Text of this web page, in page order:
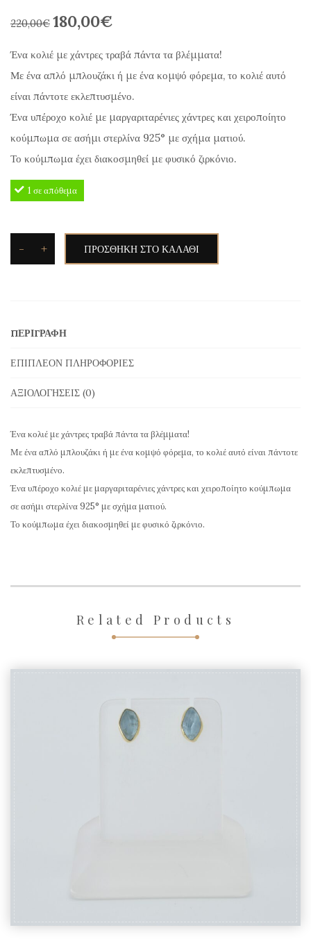
220,00€ Original
was:
220,00€.
180,00€Η
τιμή
είναι:
180,00€.
Ένα κολιέ με χάντρες τραβά πάντα τα βλέμματα!
Με ένα απλό μπλουζάκι ή με ένα κομψό φόρεμα, το κολιέ αυτό
είναι πάντοτε εκλεπτυσμένο.
Ένα υπέροχο κολιέ με μαργαριταρένιες χάντρες και χειροποίητο
κούμπωμα σε ασήμι στερλίνα 925° με σχήμα ματιού.
Το κούμπωμα έχει διακοσμηθεί με φυσικό ζιρκόνιο.
1 σε απόθεμα
-
Χειροποίητο
+ ΠΡΟΣΘΉΚΗ ΣΤΟ ΚΑΛΆΘΙ
ΠΕΡΙΓΡΑΦΉ
ΕΠΙΠΛΈΟΝ ΠΛΗΡΟΦΟΡΊΕΣ
ΑΞΙΟΛΟΓΉΣΕΙΣ (0)
Ένα κολιέ με χάντρες τραβά πάντα τα βλέμματα!
Με ένα απλό μπλουζάκι ή με ένα κομψό φόρεμα, το κολιέ αυτό είναι πάντοτε
εκλεπτυσμένο.
Ένα υπέροχο κολιέ με μαργαριταρένιες χάντρες και χειροποίητο κούμπωμα
σε ασήμι στερλίνα 925° με σχήμα ματιού.
Το κούμπωμα έχει διακοσμηθεί με φυσικό ζιρκόνιο.
Related Products